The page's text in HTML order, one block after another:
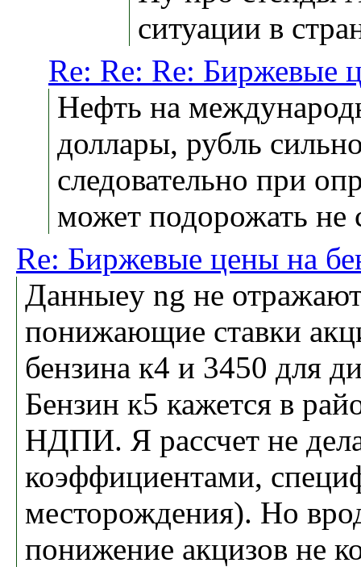
ситуации в
Re: Re: Re: Биржевые
Нефть на
доллары, рубль
следовательно при
может подорожать
Re: Биржевые цены на
Данныеy ng не
понижающие ставки
бензина к4 и 3450 для
Бензин к5 кажется в
НДПИ. Я рассчет не
коэффициентами,
месторождения). Но
понижение акцизов не